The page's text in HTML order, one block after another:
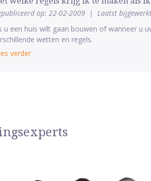
op: 22-02-2009 | Laatst
u een huis wilt gaan bouwen of wanneer u
wetten en regels.
verder